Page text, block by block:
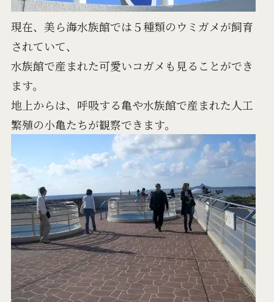
現在、美ら海水族館では５種類のウミガメが飼育
されていて、
水族館で産まれた可愛いコガメも見ることができ
ます。
地上からは、呼吸する亀や水族館で産まれた人工
繁殖の小亀たちが観察できます。